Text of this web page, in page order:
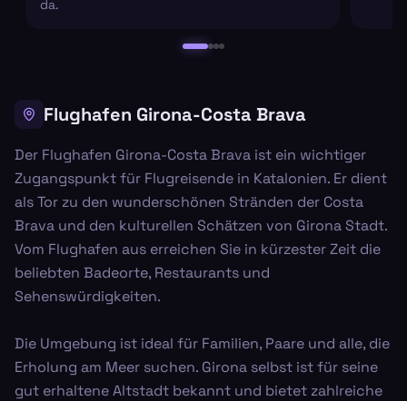
da.
Flughafen Girona-Costa Brava
Der Flughafen Girona-Costa Brava ist ein wichtiger
Zugangspunkt für Flugreisende in Katalonien. Er dient
als Tor zu den wunderschönen Stränden der Costa
Brava und den kulturellen Schätzen von Girona Stadt.
Vom Flughafen aus erreichen Sie in kürzester Zeit die
beliebten Badeorte, Restaurants und
Sehenswürdigkeiten.
Die Umgebung ist ideal für Familien, Paare und alle, die
Erholung am Meer suchen. Girona selbst ist für seine
gut erhaltene Altstadt bekannt und bietet zahlreiche